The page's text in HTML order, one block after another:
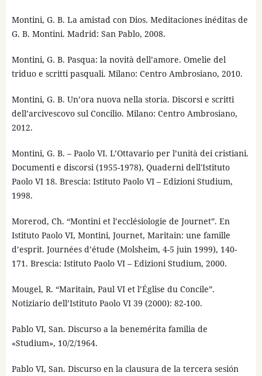
Montini, G. B. La amistad con Dios. Meditaciones inéditas de
G. B. Montini. Madrid: San Pablo, 2008.
Montini, G. B. Pasqua: la novità dell’amore. Omelie del
triduo e scritti pasquali. Milano: Centro Ambrosiano, 2010.
Montini, G. B. Un’ora nuova nella storia. Discorsi e scritti
dell’arcivescovo sul Concilio. Milano: Centro Ambrosiano,
2012.
Montini, G. B. – Paolo VI. L’Ottavario per l’unità dei cristiani.
Documenti e discorsi (1955-1978), Quaderni dell'Istituto
Paolo VI 18. Brescia: Istituto Paolo VI – Edizioni Studium,
1998.
Morerod, Ch. “Montini et l’ecclésiologie de Journet”. En
Istituto Paolo VI, Montini, Journet, Maritain: une famille
d’esprit. Journées d’étude (Molsheim, 4-5 juin 1999), 140-
171. Brescia: Istituto Paolo VI – Edizioni Studium, 2000.
Mougel, R. “Maritain, Paul VI et l’Église du Concile”.
Notiziario dell’Istituto Paolo VI 39 (2000): 82-100.
Pablo VI, San. Discurso a la benemérita familia de
«Studium», 10/2/1964.
Pablo VI, San. Discurso en la clausura de la tercera sesión